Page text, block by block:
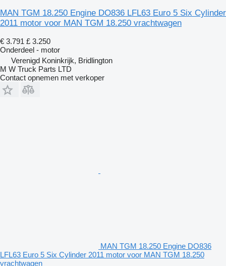
MAN TGM 18.250 Engine DO836 LFL63 Euro 5 Six Cylinder
2011 motor voor MAN TGM 18.250 vrachtwagen
€ 3.791 £ 3.250
Onderdeel - motor
Verenigd Koninkrijk, Bridlington
M W Truck Parts LTD
Contact opnemen met verkoper
MAN TGM 18.250 Engine DO836
LFL63 Euro 5 Six Cylinder 2011 motor voor MAN TGM 18.250
vrachtwagen